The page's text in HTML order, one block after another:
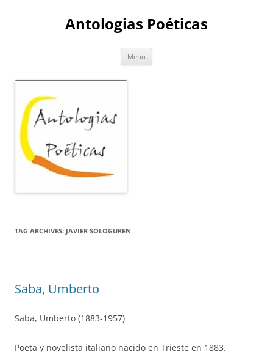
Antologias Poéticas
Menu
TAG ARCHIVES: JAVIER SOLOGUREN
Saba, Umberto
Saba, Umberto (1883-1957)
Poeta y novelista italiano nacido en Trieste en 1883.